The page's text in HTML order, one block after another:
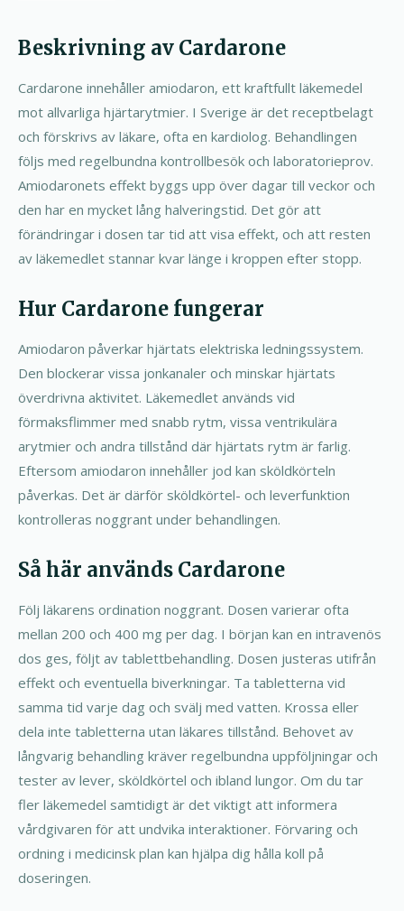
Beskrivning av Cardarone
Cardarone innehåller amiodaron, ett kraftfullt läkemedel
mot allvarliga hjärtarytmier. I Sverige är det receptbelagt
och förskrivs av läkare, ofta en kardiolog. Behandlingen
följs med regelbundna kontrollbesök och laboratorieprov.
Amiodaronets effekt byggs upp över dagar till veckor och
den har en mycket lång halveringstid. Det gör att
förändringar i dosen tar tid att visa effekt, och att resten
av läkemedlet stannar kvar länge i kroppen efter stopp.
Hur Cardarone fungerar
Amiodaron påverkar hjärtats elektriska ledningssystem.
Den blockerar vissa jonkanaler och minskar hjärtats
överdrivna aktivitet. Läkemedlet används vid
förmaksflimmer med snabb rytm, vissa ventrikulära
arytmier och andra tillstånd där hjärtats rytm är farlig.
Eftersom amiodaron innehåller jod kan sköldkörteln
påverkas. Det är därför sköldkörtel- och leverfunktion
kontrolleras noggrant under behandlingen.
Så här används Cardarone
Följ läkarens ordination noggrant. Dosen varierar ofta
mellan 200 och 400 mg per dag. I början kan en intravenös
dos ges, följt av tablettbehandling. Dosen justeras utifrån
effekt och eventuella biverkningar. Ta tabletterna vid
samma tid varje dag och svälj med vatten. Krossa eller
dela inte tabletterna utan läkares tillstånd. Behovet av
långvarig behandling kräver regelbundna uppföljningar och
tester av lever, sköldkörtel och ibland lungor. Om du tar
fler läkemedel samtidigt är det viktigt att informera
vårdgivaren för att undvika interaktioner. Förvaring och
ordning i medicinsk plan kan hjälpa dig hålla koll på
doseringen.